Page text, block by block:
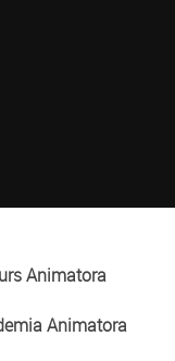
Animatora
Animatora